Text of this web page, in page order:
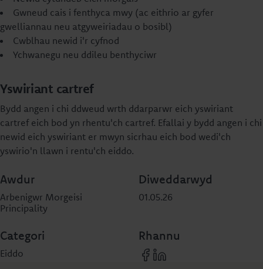
Gwneud cais i fenthyca mwy (ac eithrio ar gyfer
gwelliannau neu atgyweiriadau o bosibl)
Cwblhau newid i'r cyfnod
Ychwanegu neu ddileu benthyciwr
Yswiriant cartref
Bydd angen i chi ddweud wrth ddarparwr eich yswiriant
cartref eich bod yn rhentu'ch cartref. Efallai y bydd angen i chi
newid eich yswiriant er mwyn sicrhau eich bod wedi'ch
yswirio'n llawn i rentu'ch eiddo.
Awdur
Arbenigwr Morgeisi
Principality
Diweddarwyd
01.05.26
Categori
Eiddo
Rhannu